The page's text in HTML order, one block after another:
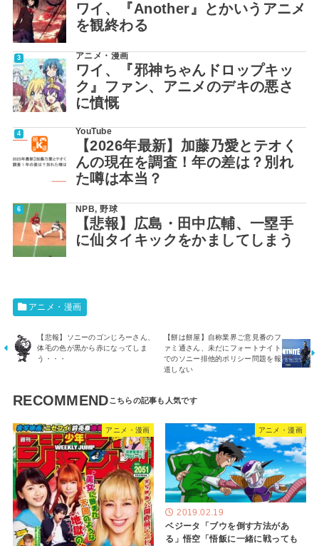
ワイ、『Another』とかいうアニメ
を観終わる
アニメ・漫画
ワイ、『邪神ちゃんドロップキッ
ク』ファン、アニメのデキの悪さ
に憤慨
YouTube
【2026年最新】加藤乃愛とテオく
んの現在を調査！年の差は？別れ
た噂は本当？
NPB,野球
【悲報】広島・田中広輔、一塁手
に仙タイキックをかましてしまう
アニメ・漫画
【悲報】ソニーのゴンじろーさん、
体毛の色が黒から赤になってしま
う・・・
【餅は餅屋】自称業界ご意見番のフ
ァミ通さん、未だにフォートナイト
でのソニー排他的ポリシー問題を報
道しない
RECOMMEND
アニメ・漫画 アニメ・漫画
2019.02.19
ベジータ「ブウを倒す方法があ
る」悟空「悟飯に一緒に戦っても